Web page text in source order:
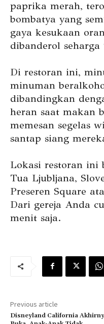
paprika merah,
bombatya yang
gaya kesukaan
dibanderol seharga
Di restoran ini,
minuman
dibandingkan
heran saat makan
memesan segelas
santap siang
Lokasi restoran ini
Tua Ljubljana,
Preseren Square
Dari gereja Anda
menit saja.
Previous article
Disneyland California